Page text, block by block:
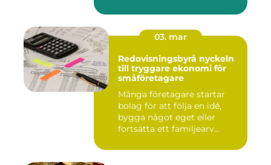
03. mar
Redovisningsbyrå nyckeln
till tryggare ekonomi för
småföretagare
Många företagare startar
bolag för att följa en idé,
bygga något eget eller
fortsätta ett familjearv...